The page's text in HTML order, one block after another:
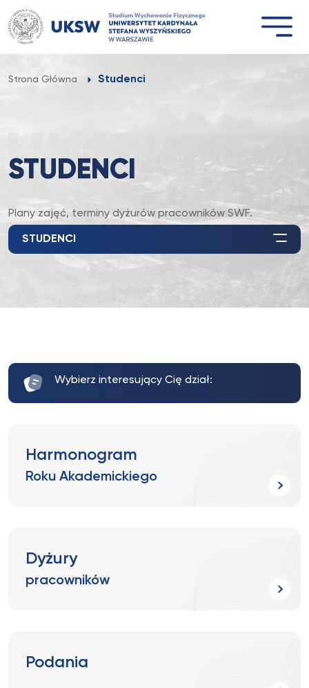
Przejdź
do
treści
Strona Główna Studenci
STUDENCI
Plany zajęć, terminy dyżurów pracowników SWF.
STUDENCI
Wybierz interesujący Cię dział:
Harmonogram
Roku Akademickiego
Dyżury
pracowników
Podania